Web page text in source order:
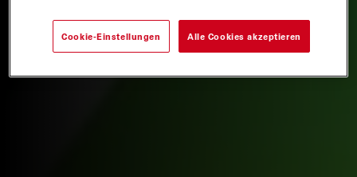
Cookie-Einstellungen Alle Cookies akzeptieren